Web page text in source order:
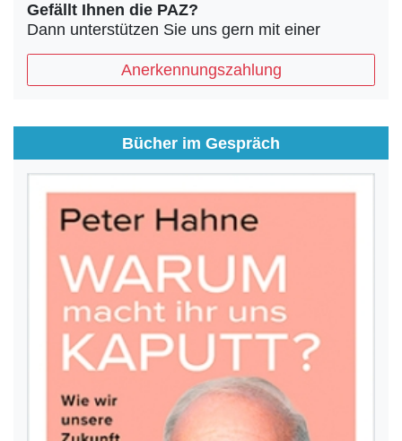
Gefällt Ihnen die PAZ?
Dann unterstützen Sie uns gern mit einer
Anerkennungszahlung
Bücher im Gespräch